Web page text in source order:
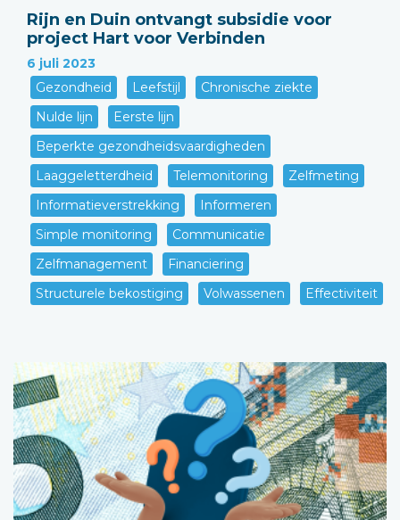
Rijn en Duin ontvangt subsidie voor
project Hart voor Verbinden
6 juli 2023
Gezondheid
Leefstijl
Chronische ziekte
Nulde lijn
Eerste lijn
Beperkte gezondheidsvaardigheden
Laaggeletterdheid
Telemonitoring
Zelfmeting
Informatieverstrekking
Informeren
Simple monitoring
Communicatie
Zelfmanagement
Financiering
Structurele bekostiging
Volwassenen Effectiviteit